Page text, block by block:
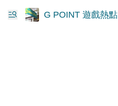
G POINT 遊戲熱點